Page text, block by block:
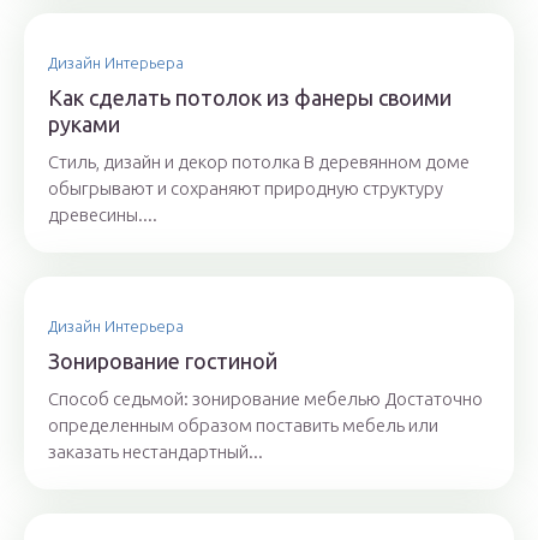
Дизайн Интерьера
Как сделать потолок из фанеры своими
руками
Стиль, дизайн и декор потолка В деревянном доме
обыгрывают и сохраняют природную структуру
древесины....
Дизайн Интерьера
Зонирование гостиной
Способ седьмой: зонирование мебелью Достаточно
определенным образом поставить мебель или
заказать нестандартный...